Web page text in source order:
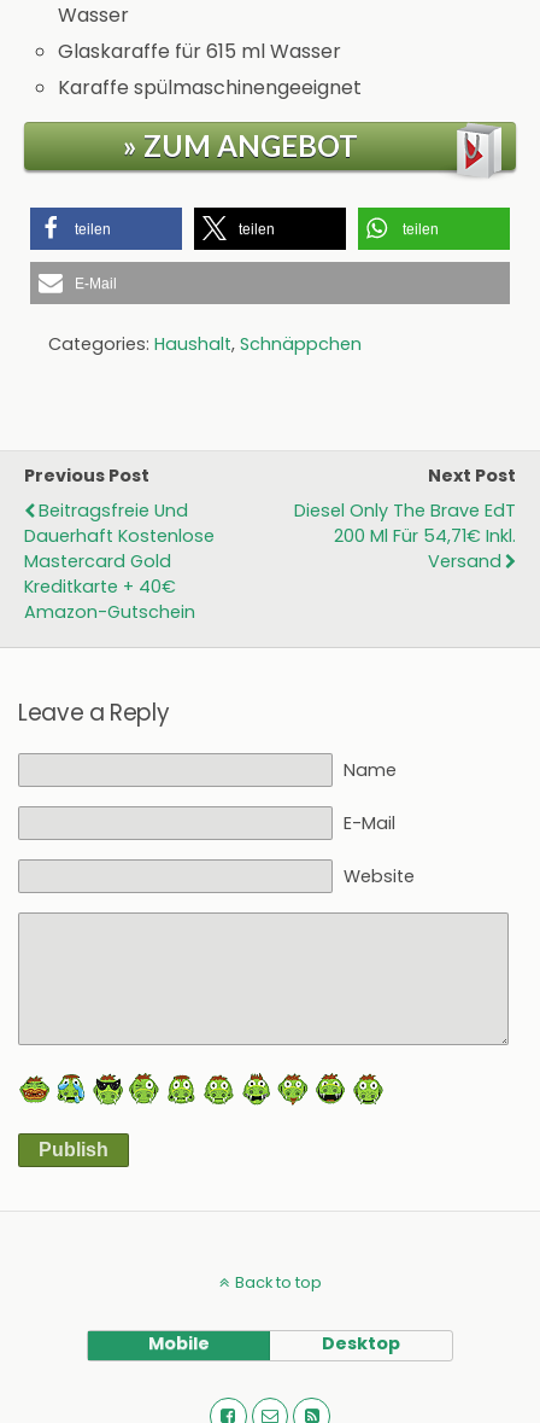
Wasser
Glaskaraffe für 615 ml Wasser
Karaffe spülmaschinengeeignet
» ZUM ANGEBOT
teilen teilen teilen
E-Mail
Categories: Haushalt, Schnäppchen
Previous Post
Beitragsfreie Und
Dauerhaft Kostenlose
Mastercard Gold
Kreditkarte + 40€
Amazon-Gutschein
Next Post
Diesel Only The Brave EdT
200 Ml Für 54,71€ Inkl.
Versand
Leave a Reply
Name
E-Mail
Website
Publish
Back to top
Mobile Desktop